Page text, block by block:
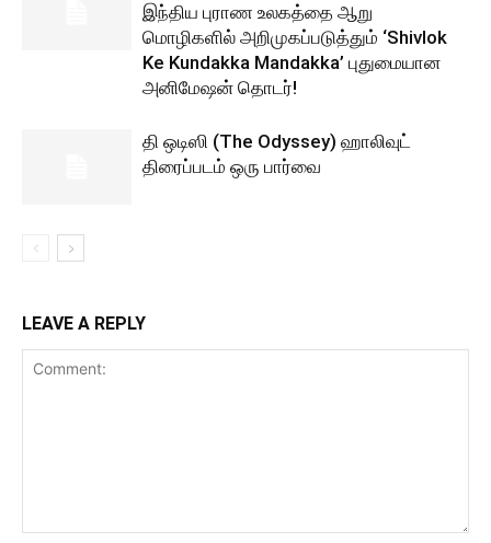
இந்திய புராண உலகத்தை ஆறு
மொழிகளில் அறிமுகப்படுத்தும் ‘Shivlok
Ke Kundakka Mandakka’ புதுமையான
அனிமேஷன் தொடர்!
தி ஒடிஸி (The Odyssey) ஹாலிவுட்
திரைப்படம் ஒரு பார்வை
LEAVE A REPLY